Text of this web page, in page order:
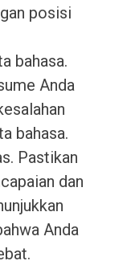
posisi
bahasa.
Anda
bahasa.
Pastikan
dan
Anda